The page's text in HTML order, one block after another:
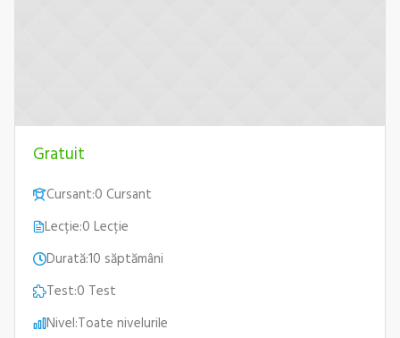
Gratuit
Cursant:0 Cursant
Lecție:0 Lecție
Durată:10 săptămâni
Test:0 Test
Nivel:Toate nivelurile